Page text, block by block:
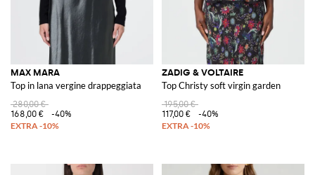
MAX MARA
Top in lana vergine drappeggiata
280,00 €
168,00 €
-40%
ZADIG & VOLTAIRE
Top Christy soft virgin garden
195,00 €
117,00 €
-40%